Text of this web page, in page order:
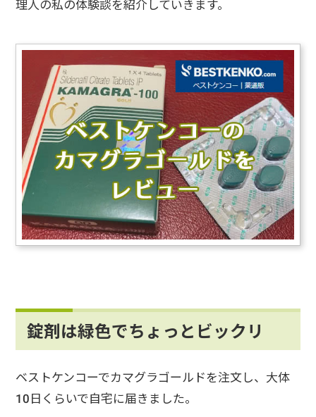
理人の私の体験談を紹介していきます。
錠剤は緑色でちょっとビックリ
ベストケンコーでカマグラゴールドを注文し、大体
10日くらいで自宅に届きました。